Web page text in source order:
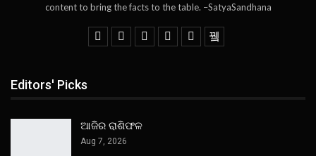
content to bring the facts to the table. –SatyaSandhana
Editors' Picks
ଆଜିର ରାଶିଫଳ
Aug 7, 2026